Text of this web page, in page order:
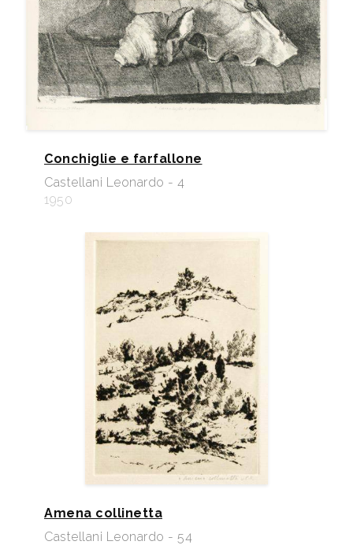
Conchiglie e farfallone
Castellani Leonardo - 4
1950
Amena collinetta
Castellani Leonardo - 54